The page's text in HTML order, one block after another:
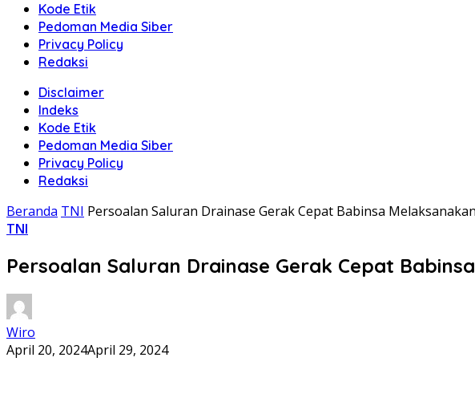
Kode Etik
Pedoman Media Siber
Privacy Policy
Redaksi
Disclaimer
Indeks
Kode Etik
Pedoman Media Siber
Privacy Policy
Redaksi
Beranda TNI Persoalan Saluran Drainase Gerak Cepat Babinsa
TNI
Persoalan Saluran Drainase Gerak Cepat
Wiro
April 20, 2024April 29, 2024